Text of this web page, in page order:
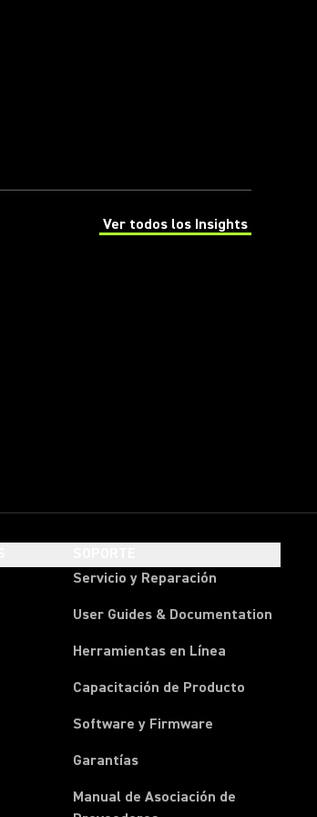
Ver todos los Insights
(Opens in a new tab)
Servicio y Reparación
User Guides & Documentation
Herramientas en Línea
Capacitación de Producto
Software y Firmware
Garantías
Manual de Asociación de